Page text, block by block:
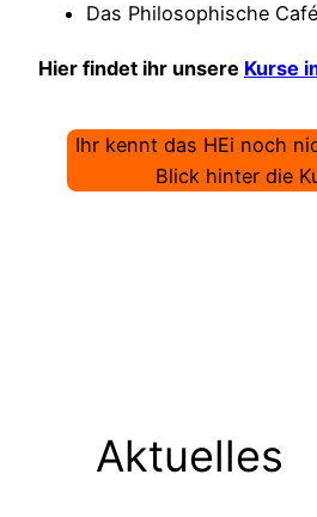
Das Philosophische
Hier findet ihr unsere Kurse
Ihr kennt das HEi noch
Blick hinter die
Aktuelles